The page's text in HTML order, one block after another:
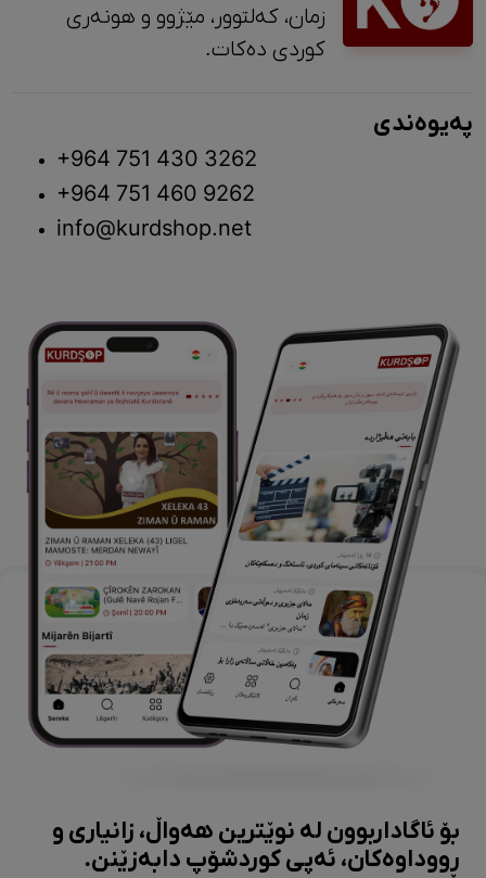
زمان، کەلتوور، مێژوو و ‎هونەری
کوردی دەکات.
پەیوەندی
+964 751 430 3262
+964 751 460 9262
info@kurdshop.net
بۆ ئاگاداربوون لە نوێترین هەواڵ، زانیاری و
ڕووداوەکان، ئەپی کوردشۆپ دابەزێنن.